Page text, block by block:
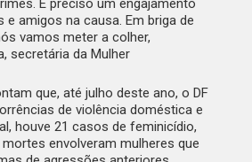
e amigos na causa. Em briga de
vamos meter a colher,
secretária da Mulher
que, até julho deste ano, o DF
de violência doméstica e
houve 21 casos de feminicídio,
mortes envolveram mulheres que